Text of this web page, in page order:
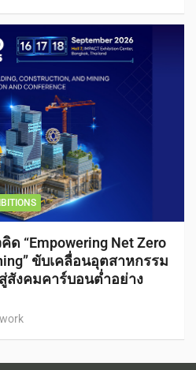
ด “Empowering Net Zero
ขับเคลื่อนอุตสาหกรรม
สังคมคาร์บอนต่ำอย่าง